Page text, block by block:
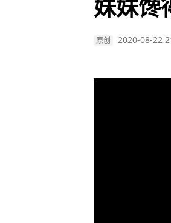
妹妹馋
原创 2020-08-22